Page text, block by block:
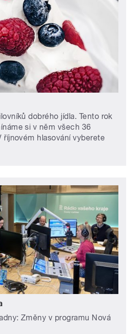
dobrého jídla. Tento rok
si v něm všech 36
hlasování vyberete
Změny v programu Nová